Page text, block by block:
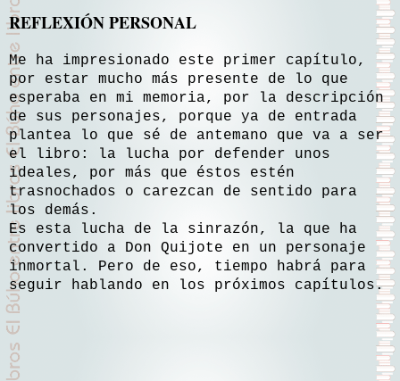
REFLEXIÓN PERSONAL
Me ha impresionado este primer capítulo,
por estar mucho más presente de lo que
esperaba en mi memoria, por la descripción
de sus personajes, porque ya de entrada
plantea lo que sé de antemano que va a ser
el libro: la lucha por defender unos
ideales, por más que éstos estén
trasnochados o carezcan de sentido para
los demás.
Es esta lucha de la sinrazón, la que ha
convertido a Don Quijote en un personaje
inmortal. Pero de eso, tiempo habrá para
seguir hablando en los próximos capítulos.